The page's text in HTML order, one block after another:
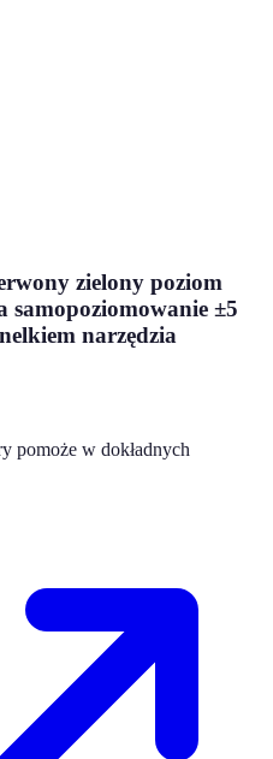
zielony poziom
samopoziomowanie ±5
narzędzia
pomoże w dokładnych